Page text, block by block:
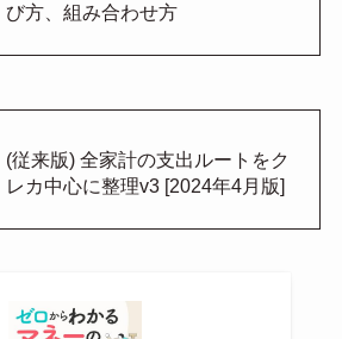
び方、組み合わせ方
(従来版) 全家計の支出ルートをク
レカ中心に整理v3 [2024年4月版]